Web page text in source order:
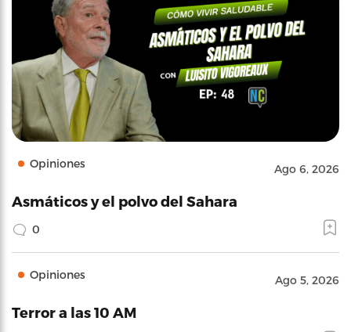
Opiniones Ago 6, 2026
Asmáticos y el polvo del Sahara
0
Opiniones Ago 5, 2026
Terror a las 10 AM